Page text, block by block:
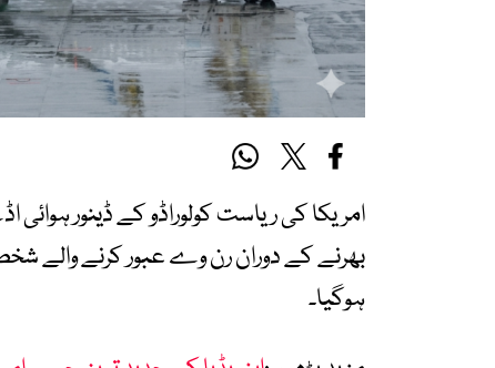
امریکا کی ریاست کولوراڈو کے ڈینور
بھرنے کے دوران رن وے عبور کرنے والے
ہوگیا۔